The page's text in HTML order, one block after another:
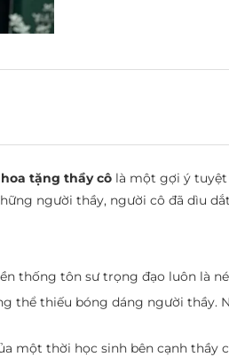
hoa tặng thầy cô là một gợi ý tuyệt
người thầy, người cô đã dìu
thống tôn sư trọng đạo luôn là
thể thiếu bóng dáng người
một thời học sinh bên cạnh thầy